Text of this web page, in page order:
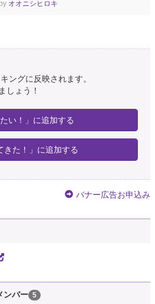
オオニシヒロキ
ングに反映されます。
しょう！
たい！」に追加する
きた！」に追加する
バナー広告お申込み
ンバー 5